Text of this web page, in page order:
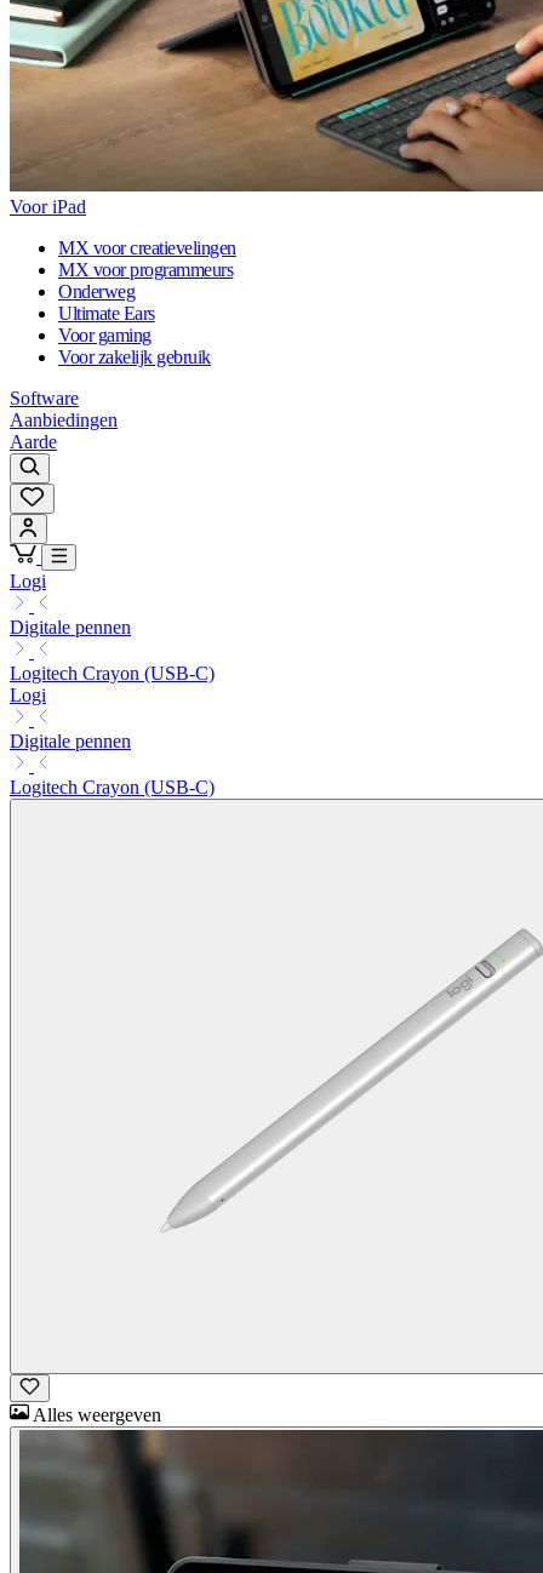
Voor iPad
MX voor creatievelingen
MX voor programmeurs
Onderweg
Ultimate Ears
Voor gaming
Voor zakelijk gebruik
Software
Aanbiedingen
Aarde
Logi
Digitale pennen
Logitech Crayon (USB-C)
Logi
Digitale pennen
Logitech Crayon (USB-C)
Alles weergeven